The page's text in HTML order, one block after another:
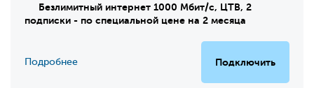
Безлимитный интернет 1000 Мбит/с, ЦТВ, 2
подписки - по специальной цене на 2 месяца
Подключить
Подробнее